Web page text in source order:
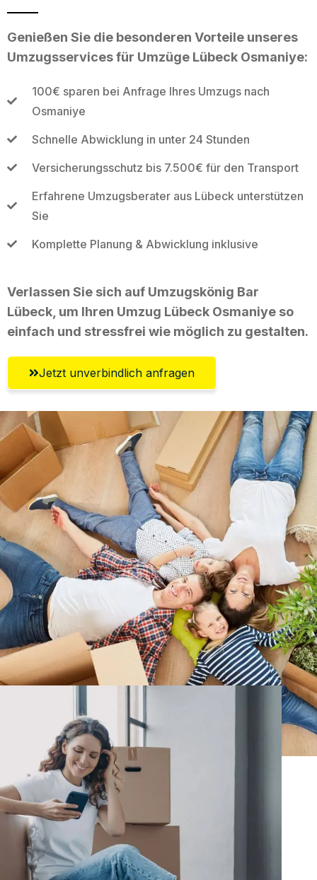
Genießen Sie die besonderen Vorteile unseres
Umzugsservices für Umzüge Lübeck Osmaniye:
100€ sparen bei Anfrage Ihres Umzugs nach
Osmaniye
Schnelle Abwicklung in unter 24 Stunden
Versicherungsschutz bis 7.500€ für den Transport
Erfahrene Umzugsberater aus Lübeck unterstützen
Sie
Komplette Planung & Abwicklung inklusive
Verlassen Sie sich auf Umzugskönig Bar
Lübeck, um Ihren Umzug Lübeck Osmaniye so
einfach und stressfrei wie möglich zu gestalten.
Jetzt unverbindlich anfragen